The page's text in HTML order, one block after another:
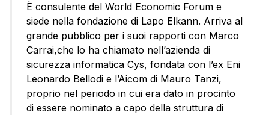
È consulente del World Economic Forum e
siede nella fondazione di Lapo Elkann. Arriva al
grande pubblico per i suoi rapporti con Marco
Carrai,che lo ha chiamato nell’azienda di
sicurezza informatica Cys, fondata con l’ex Eni
Leonardo Bellodi e l’Aicom di Mauro Tanzi,
proprio nel periodo in cui era dato in procinto
di essere nominato a capo della struttura di